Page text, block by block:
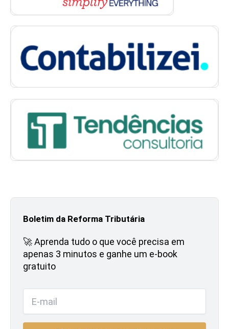
Boletim da Reforma Tributária
🚀 Aprenda tudo o que você precisa em
apenas 3 minutos e ganhe um e-book
gratuito